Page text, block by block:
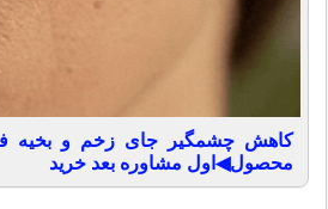
محصول◀اول مشاوره بعد خرید